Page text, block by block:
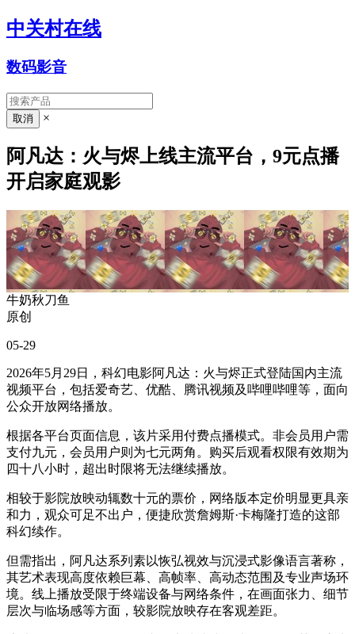
中关村在线
数码影音
×
阿凡达：火与烬上线主流平台，9元点播
开启家庭观影
牛奶秋刀鱼
原创
05-29
2026年5月29日，科幻电影阿凡达：火与烬正式登陆国内主流
视频平台，包括爱奇艺、优酷、腾讯视频及哔哩哔哩等，面向
公众开放网络播放。
根据各平台页面信息，该片采用付费点播模式。非会员用户需
支付九元，会员用户则为七元两角。购买后观看权限有效期为
四十八小时，超出时限将无法继续播放。
相较于影院放映动辄数十元的票价，网络版本定价明显更具亲
和力，观众可足不出户，便捷欣赏詹姆斯·卡梅隆打造的这部
科幻续作。
但需指出，阿凡达系列素以恢弘视效与沉浸式影像语言著称，
其艺术表现高度依赖巨幕、高帧率、高动态范围及专业声场环
境。线上播放受限于终端设备与网络条件，在画面张力、细节
层次与临场感等方面，较影院放映存在客观差距。